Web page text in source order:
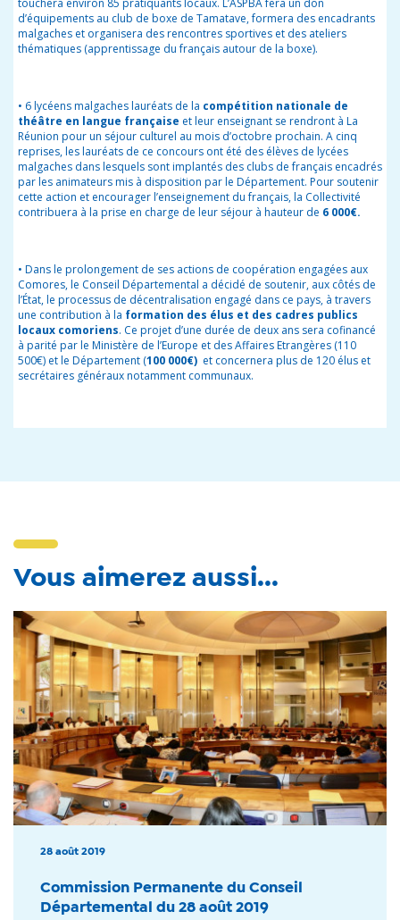
touchera environ 85 pratiquants locaux. L’ASPBA fera un don
d’équipements au club de boxe de Tamatave, formera des encadrants
malgaches et organisera des rencontres sportives et des ateliers
thématiques (apprentissage du français autour de la boxe).
• 6 lycéens malgaches lauréats de la compétition nationale de
théâtre en langue française et leur enseignant se rendront à La
Réunion pour un séjour culturel au mois d’octobre prochain. A cinq
reprises, les lauréats de ce concours ont été des élèves de lycées
malgaches dans lesquels sont implantés des clubs de français encadrés
par les animateurs mis à disposition par le Département. Pour soutenir
cette action et encourager l’enseignement du français, la Collectivité
contribuera à la prise en charge de leur séjour à hauteur de 6 000€.
• Dans le prolongement de ses actions de coopération engagées aux
Comores, le Conseil Départemental a décidé de soutenir, aux côtés de
l’État, le processus de décentralisation engagé dans ce pays, à travers
une contribution à la formation des élus et des cadres publics
locaux comoriens. Ce projet d’une durée de deux ans sera cofinancé
à parité par le Ministère de l’Europe et des Affaires Etrangères (110
500€) et le Département (100 000€) et concernera plus de 120 élus et
secrétaires généraux notamment communaux.
Vous aimerez aussi...
28 août 2019
Commission Permanente du Conseil
Départemental du 28 août 2019